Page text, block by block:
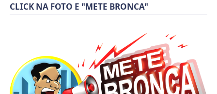
CLICK NA FOTO E "METE BRONCA"